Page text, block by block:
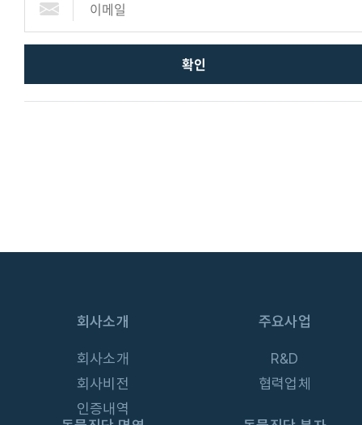
확인
회사소개
회사소개
회사비전
인증내역
주요사업
R&D
협력업체